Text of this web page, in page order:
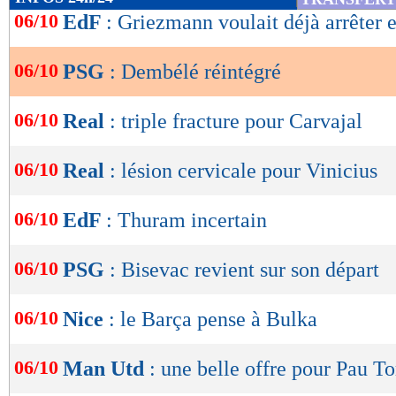
de
OK
06/10 EdF : Griezmann voulait déjà arrêter
06/10 PSG : Dembélé réintégré
06/10 Real : triple fracture pour Carvajal
06/10 Real : lésion cervicale pour Vinicius
06/10 EdF : Thuram incertain
06/10 PSG : Bisevac revient sur son départ
06/10 Nice : le Barça pense à Bulka
06/10 Man Utd : une belle offre pour Pau